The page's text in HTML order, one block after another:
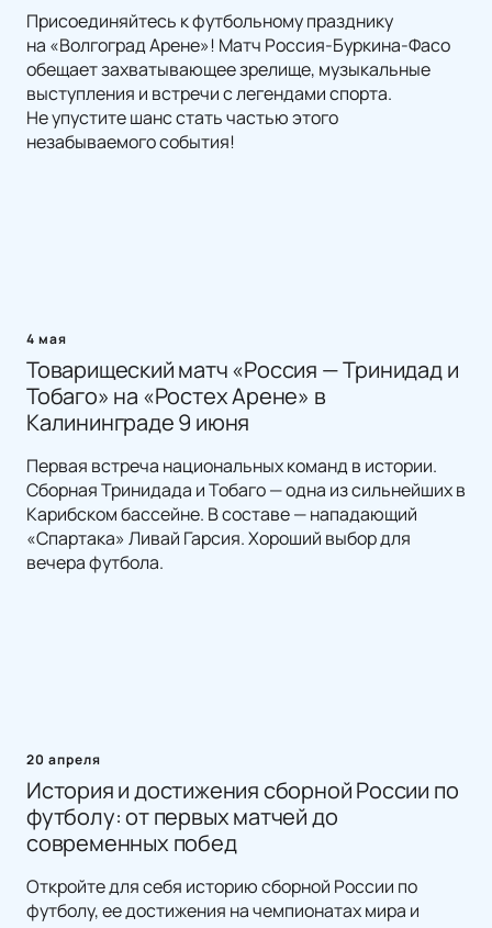
Присоединяйтесь к футбольному празднику
на «Волгоград Арене»! Матч Россия-Буркина-Фасо
обещает захватывающее зрелище, музыкальные
выступления и встречи с легендами спорта.
Не упустите шанс стать частью этого
незабываемого события!
4 мая
Товарищеский матч «Россия — Тринидад и
Тобаго» на «Ростех Арене» в
Калининграде 9 июня
Первая встреча национальных команд в истории.
Сборная Тринидада и Тобаго — одна из сильнейших в
Карибском бассейне. В составе — нападающий
«Спартака» Ливай Гарсия. Хороший выбор для
вечера футбола.
20 апреля
История и достижения сборной России по
футболу: от первых матчей до
современных побед
Откройте для себя историю сборной России по
футболу, ее достижения на чемпионатах мира и